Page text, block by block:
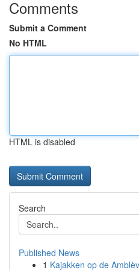
Comments
Submit a Comment
No HTML
HTML is disabled
Search
Published News
1 Kajakken op de